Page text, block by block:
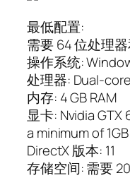
最低配置:
需要 64 位处理
操作系统:
处理器: Dual-
内存: 4 GB RAM
显卡: Nvidia GTX
a minimum of
DirectX 版本: 11
存储空间: 需要